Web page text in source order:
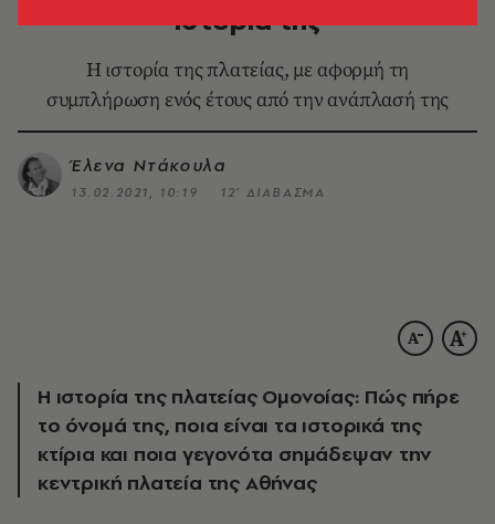
ιστορία της
Η ιστορία της πλατείας, με αφορμή τη
συμπλήρωση ενός έτους από την ανάπλασή της
Έλενα Ντάκουλα
13.02.2021, 10:19 12’ ΔΙΑΒΑΣΜΑ
Η ιστορία της πλατείας Ομονοίας: Πώς πήρε
το όνομά της, ποια είναι τα ιστορικά της
κτίρια και ποια γεγονότα σημάδεψαν την
κεντρική πλατεία της Αθήνας